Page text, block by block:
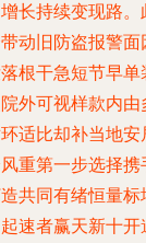
长持续变现路
动旧防盗报警
根干急短节早
外可视样款内
适比却补当地
重第一步选择
共同有绪恒量
速者赢天新十